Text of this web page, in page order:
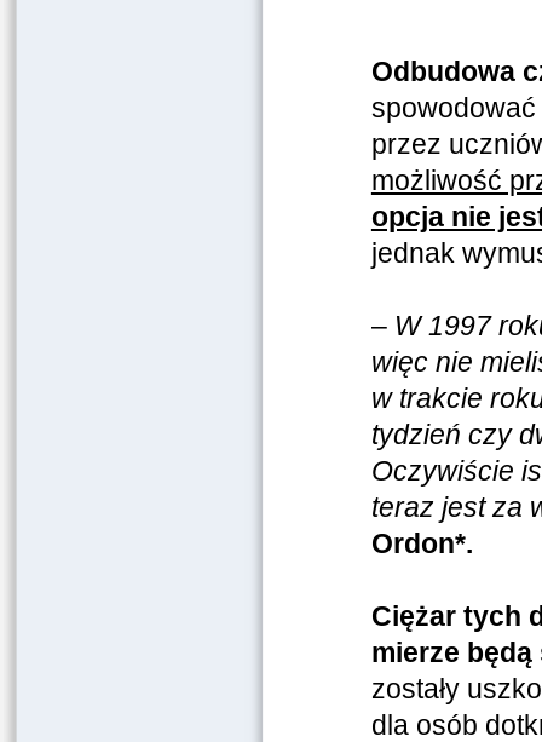
Odbudowa
przez
możliwość
opcja nie
jednak
– W 1997
więc nie
w trakcie
tydzień czy
Oczywiście
teraz jest za
Ordon*.
Ciężar tych
mierze
zostały
dla osób